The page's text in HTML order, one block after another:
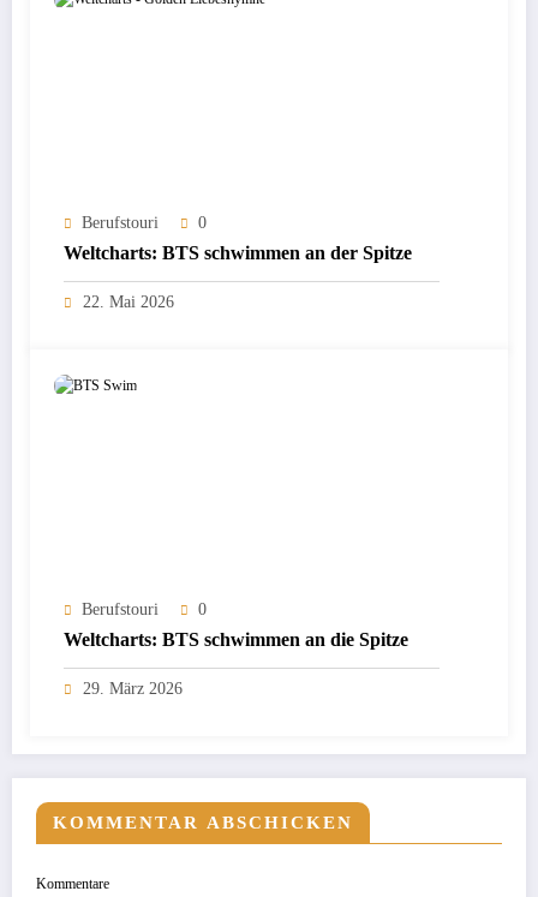
Berufstouri 0
Weltcharts: BTS schwimmen an der Spitze
22. Mai 2026
Berufstouri 0
Weltcharts: BTS schwimmen an die Spitze
29. März 2026
KOMMENTAR ABSCHICKEN
Kommentare